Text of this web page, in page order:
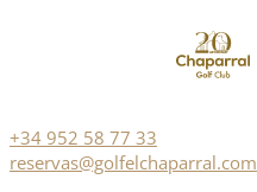
+34 952 58 77 33
reservas@golfelchaparral.com